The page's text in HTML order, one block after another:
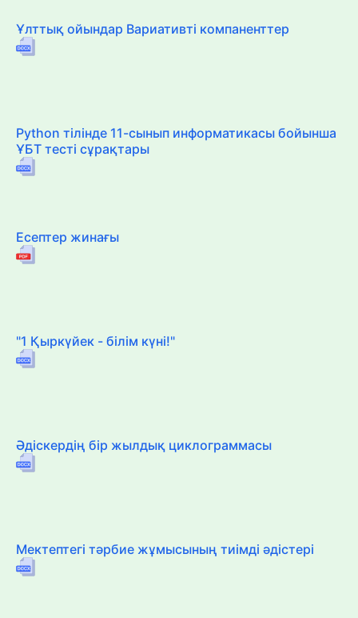
Ұлттық ойындар Вариативті компаненттер
Python тілінде 11-сынып информатикасы бойынша
ҰБТ тесті сұрақтары
Есептер жинағы
"1 Қыркүйек - білім күні!"
Әдіскердің бір жылдық циклограммасы
Мектептегі тәрбие жұмысының тиімді әдістері